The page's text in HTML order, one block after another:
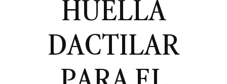
HUELLA
DACTILAR